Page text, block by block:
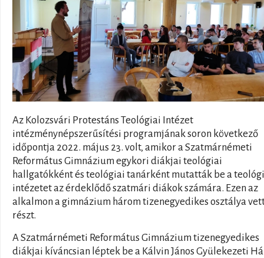
Az Kolozsvári Protestáns Teológiai Intézet
intézménynépszerűsítési programjának soron következő
időpontja 2022. május 23. volt, amikor a Szatmárnémeti
Református Gimnázium egykori diákjai teológiai
hallgatókként és teológiai tanárként mutatták be a
intézetet az érdeklődő szatmári diákok számára. Ezen az
alkalmon a gimnázium három tizenegyedikes osztálya
részt.
A Szatmárnémeti Református Gimnázium tizenegyedikes
diákjai kíváncsian léptek be a Kálvin János Gyülekezeti